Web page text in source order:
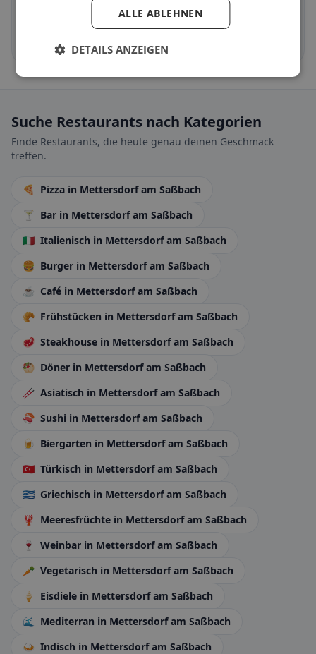
Halal-Angebote nach Küche und Standort
Suche Restaurants nach Kategorien
Finde Restaurants, die heute genau deinen Geschmack
treffen.
🍕 Pizza in Mettersdorf am Saßbach
🍸 Bar in Mettersdorf am Saßbach
🇮🇹 Italienisch in Mettersdorf am Saßbach
🍔 Burger in Mettersdorf am Saßbach
☕ Café in Mettersdorf am Saßbach
🥐 Frühstücken in Mettersdorf am Saßbach
🥩 Steakhouse in Mettersdorf am Saßbach
🥙 Döner in Mettersdorf am Saßbach
🥢 Asiatisch in Mettersdorf am Saßbach
🍣 Sushi in Mettersdorf am Saßbach
🍺 Biergarten in Mettersdorf am Saßbach
🇹🇷 Türkisch in Mettersdorf am Saßbach
🇬🇷 Griechisch in Mettersdorf am Saßbach
🦞 Meeresfrüchte in Mettersdorf am Saßbach
🍷
Weinbar in Mettersdorf am Saßbach
🥕 Vegetarisch in Mettersdorf am Saßbach
🍦
Eisdiele in Mettersdorf am Saßbach
🌊
Mediterran in Mettersdorf am Saßbach
🍛 Indisch in Mettersdorf am Saßbach
ALLE ABLEHNEN
DETAILS ANZEIGEN